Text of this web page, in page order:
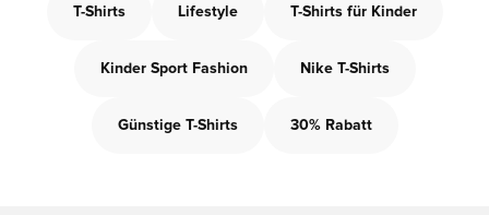
T-Shirts Lifestyle T-Shirts für Kinder
Kinder Sport Fashion Nike T-Shirts
Günstige T-Shirts 30% Rabatt